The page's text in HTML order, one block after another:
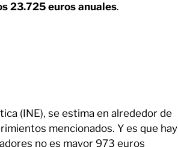
23.725 euros anuales.
(INE), se estima en alrededor de
mencionados. Y es que hay
no es mayor 973 euros